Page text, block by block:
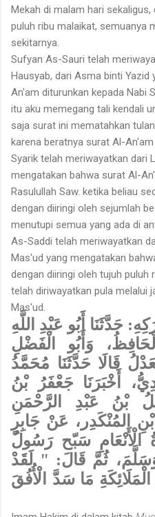
Mekah di malam hari
puluh ribu malaikat, semuanya
sekitarnya.
Sufyan As-Sauri telah
Hausyab, dari Asma binti Yazid
An'am diturunkan kepada Nabi
itu aku memegang tali kendali
saja surat ini mematahkan
karena beratnya surat Al-
Syarik telah meriwayatkan dari
mengatakan bahwa surat Al-
Rasulullah Saw. ketika beliau
dengan diiringi oleh sejumlah
menutupi semua yang ada di
As-Saddi telah meriwayatkan
Mas'ud yang mengatakan
dengan diiringi oleh tujuh puluh
telah diriwayat­kan pula melalui
Mas'ud.
حَدَّثَنَا أَبُو عَبْدِ اللَّهِ
وَأَبُو الْفَضْلِ
قَالَا حَدَّثَنَا مُحَمَّدُ
أَخْبَرَنَا جَعْفَرُ بْنُ
بْنُ عَبْدِ الرَّحْمَنِ
المُنْكَدِر، عَنْ جَابِرٍ
الْأَنْعَامِ سَبّح رَسُولُ
وَسَلَّمَ، ثُمَّ قَالَ: " لَقَدْ
مَا سَدَّ الْأُفُقَ